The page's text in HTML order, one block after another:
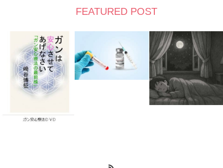
FEATURED POST